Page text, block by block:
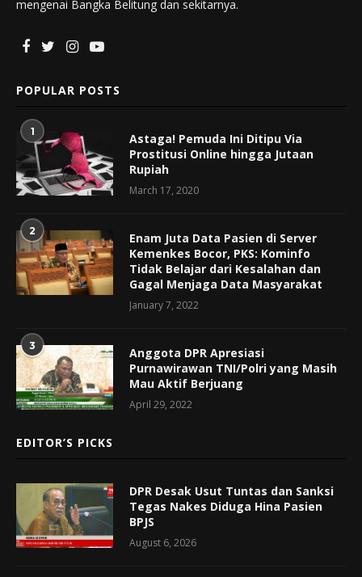
mengenai Bangka Belitung dan sekitarnya.
POPULAR POSTS
1
Astaga! Pemuda Ini Ditipu Via
Prostitusi Online hingga Jutaan
Rupiah
March 17, 2020
2
Enam Juta Data Pasien di Server
Kemenkes Bocor, PKS: Kominfo
Tidak Belajar dari Kesalahan dan
Gagal Menjaga Data Masyarakat
January 7, 2022
3
Anggota DPR Apresiasi
Purnawirawan TNI/Polri yang Masih
Mau Aktif Berjuang
April 29, 2022
EDITOR’S PICKS
DPR Desak Usut Tuntas dan Sanksi
Tegas Nakes Diduga Hina Pasien
BPJS
August 6, 2026